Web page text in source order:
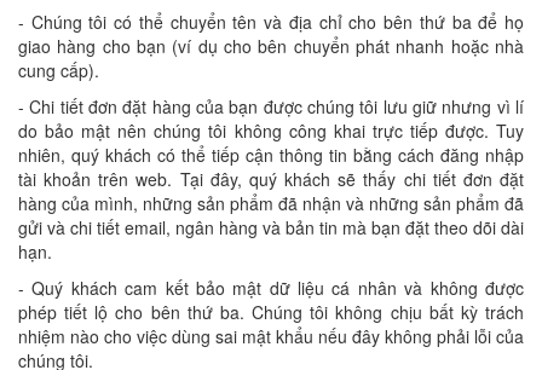
- Chúng tôi có thể chuyển tên và địa chỉ cho bên thứ ba để họ
giao hàng cho bạn (ví dụ cho bên chuyển phát nhanh hoặc nhà
cung cấp).
- Chi tiết đơn đặt hàng của bạn được chúng tôi lưu giữ nhưng vì lí
do bảo mật nên chúng tôi không công khai trực tiếp được. Tuy
nhiên, quý khách có thể tiếp cận thông tin bằng cách đăng nhập
tài khoản trên web. Tại đây, quý khách sẽ thấy chi tiết đơn đặt
hàng của mình, những sản phẩm đã nhận và những sản phẩm đã
gửi và chi tiết email, ngân hàng và bản tin mà bạn đặt theo dõi dài
hạn.
- Quý khách cam kết bảo mật dữ liệu cá nhân và không được
phép tiết lộ cho bên thứ ba. Chúng tôi không chịu bất kỳ trách
nhiệm nào cho việc dùng sai mật khẩu nếu đây không phải lỗi của
chúng tôi.